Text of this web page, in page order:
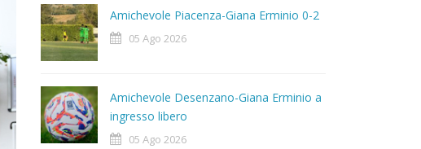
Amichevole Piacenza-Giana Erminio 0-2
05 Ago 2026
Amichevole Desenzano-Giana Erminio a
ingresso libero
05 Ago 2026